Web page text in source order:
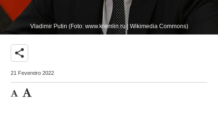
Vladimir Putin (Foto: www.kremlin.ru | Wikimedia Commons)
share
21 Fevereiro 2022